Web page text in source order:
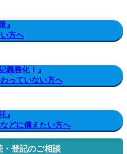
』
方へ
義務化！』
ていない方へ
』
に備えたい方へ
・登記のご相談